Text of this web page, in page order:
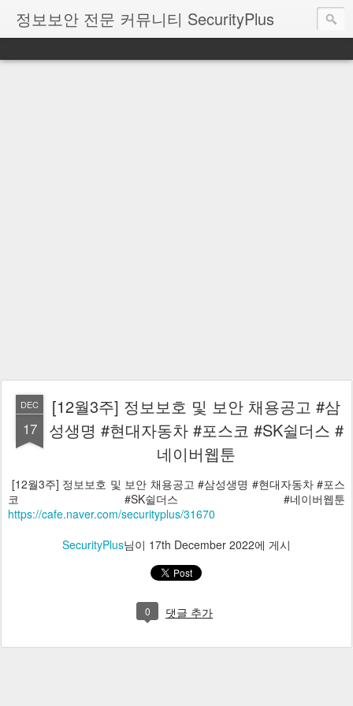
정보보안 전문 커뮤니티 SecurityPlus
DEC
17
[12월3주] 정보보호 및 보안 채용공고 #삼
성생명 #현대자동차 #포스코 #SK쉴더스 #
네이버웹툰
[12월3주] 정보보호 및 보안 채용공고 #삼성생명 #현대자동차 #포스
코 #SK쉴더스 #네이버웹툰
https://cafe.naver.com/securityplus/31670
SecurityPlus님이 17th December 2022에 게시
0 댓글 추가